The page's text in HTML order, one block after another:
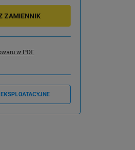
ZAMIENNIK
w PDF